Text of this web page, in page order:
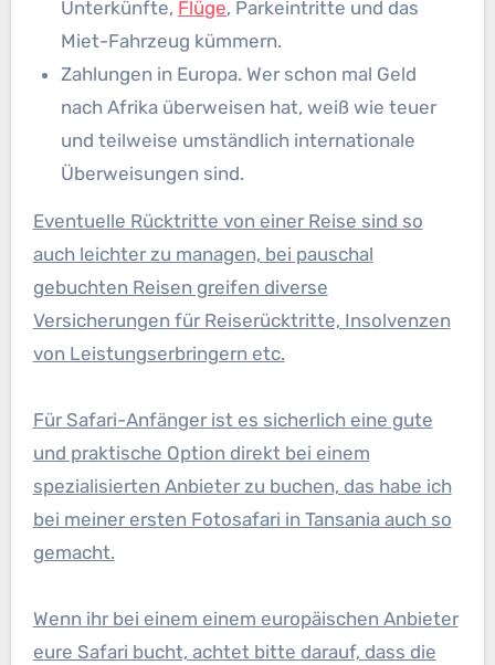
Unterkünfte, Flüge, Parkeintritte und das
Miet-Fahrzeug kümmern.
Zahlungen in Europa. Wer schon mal Geld
nach Afrika überweisen hat, weiß wie teuer
und teilweise umständlich internationale
Überweisungen sind.
Eventuelle Rücktritte von einer Reise sind so
auch leichter zu managen, bei pauschal
gebuchten Reisen greifen diverse
Versicherungen für Reiserücktritte, Insolvenzen
von Leistungserbringern etc.
Für Safari-Anfänger ist es sicherlich eine gute
und praktische Option direkt bei einem
spezialisierten Anbieter zu buchen, das habe ich
bei meiner ersten Fotosafari in Tansania auch so
gemacht.
Wenn ihr bei einem einem europäischen Anbieter
eure Safari bucht, achtet bitte darauf, dass die